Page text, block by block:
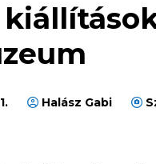
Halász Gabi